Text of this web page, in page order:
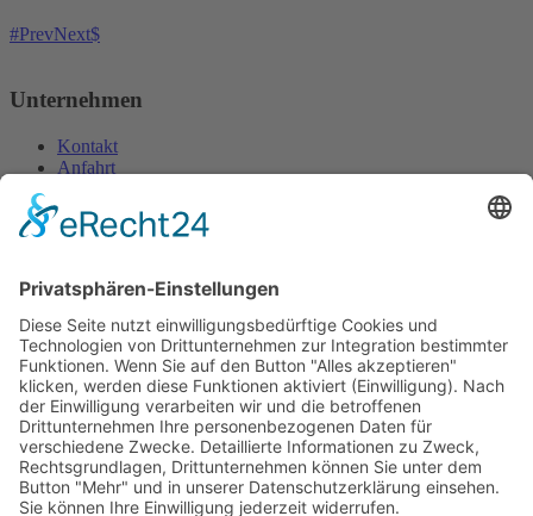
PrevNext
Unternehmen
Kontakt
Anfahrt
Datenschutzerklärung
Montag:
09 bis 12 Uhr, 13 bis 16:30 Uhr
Dienstag bis Freitag:
09 bis 12 Uhr, 13 bis 17 Uhr
Samstag: 09 bis 12 Uhr
Für telefonische Anfragen sowie persönliche Terminvereinbarungen
(auch außerhalb der regulären Geschäftszeiten) erreichen Sie uns
unter 0171/17 17 969.